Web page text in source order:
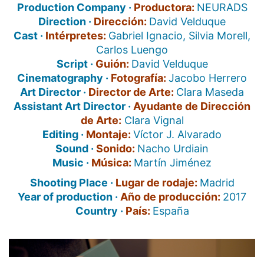
Production Company · Productora: NEURADS
Direction · Dirección: David Velduque
Cast · Intérpretes: Gabriel Ignacio, Silvia Morell,
Carlos Luengo
Script · Guión: David Velduque
Cinematography · Fotografía: Jacobo Herrero
Art Director · Director de Arte: Clara Maseda
Assistant Art Director · Ayudante de Dirección
de Arte: Clara Vignal
Editing · Montaje: Víctor J. Alvarado
Sound · Sonido: Nacho Urdiain
Music · Música: Martín Jiménez
Shooting Place · Lugar de rodaje: Madrid
Year of production · Año de producción: 2017
Country · País: España